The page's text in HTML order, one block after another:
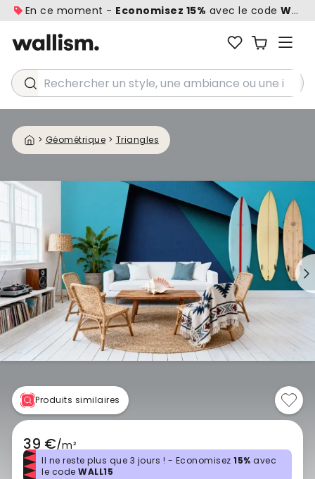
En ce moment - Economisez 15% avec le code
Rechercher un style, une ambiance ou une idée...
> Géométrique > Triangles
Produits similaires
39 €/m²
Il ne reste plus que 3 jours ! - Economisez 15% avec
le code WALL15